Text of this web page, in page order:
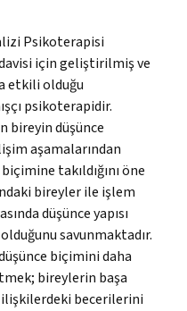
Psikoterapisi
için geliştirilmiş ve
etkili olduğu
psikoterapidir.
bireyin düşünce
aşamalarından
takıldığını öne
bireyler ile işlem
düşünce yapısı
savunmaktadır.
biçimini daha
bireylerin başa
ilişkilerdeki becerilerini